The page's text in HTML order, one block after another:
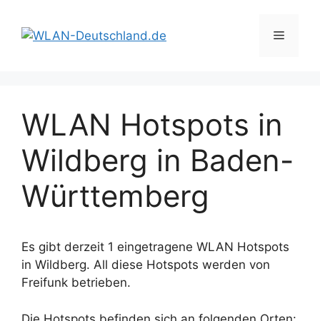
Inhalt
springen
Menü
WLAN Hotspots in
Wildberg in Baden-
Württemberg
Es gibt derzeit 1 eingetragene WLAN Hotspots
in Wildberg. All diese Hotspots werden von
Freifunk betrieben.